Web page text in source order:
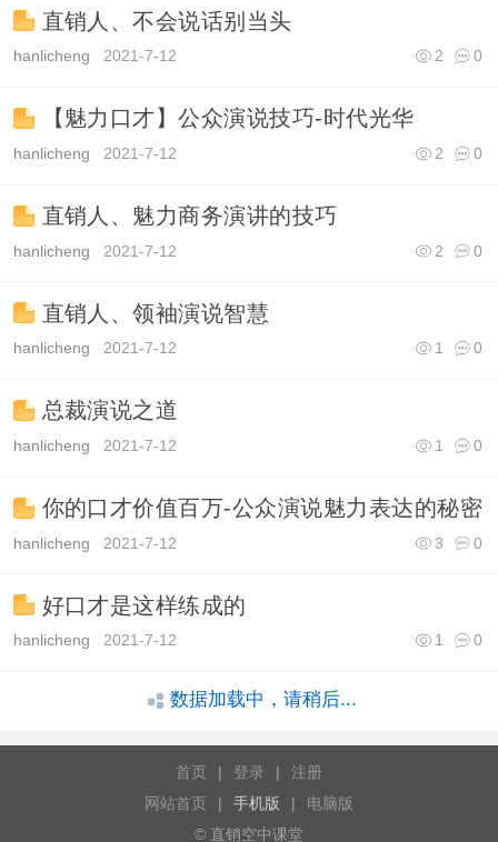
直销人、不会说话别当头
hanlicheng 2021-7-12 0
2
【魅力口才】公众演说技巧-时代光华
hanlicheng 2021-7-12 0
2
直销人、魅力商务演讲的技巧
hanlicheng 2021-7-12 0
2
直销人、领袖演说智慧
hanlicheng 2021-7-12 0
1
总裁演说之道
hanlicheng 2021-7-12 0
1
你的口才价值百万-公众演说魅力表达的秘密
hanlicheng 2021-7-12 0
3
好口才是这样练成的
hanlicheng 2021-7-12 0
1
数据加载中，请稍后...
首页 | 登录 |
注册
网站首页
| 手机版 |
电脑版
© 直销空中课堂